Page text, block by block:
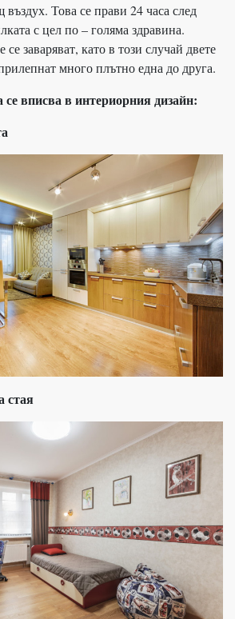
въздух. Това се прави 24 часа след
с цел по – голяма здравина.
заваряват, като в този случай двете
много плътно една до друга.
вписва в интериорния дизайн:
стая